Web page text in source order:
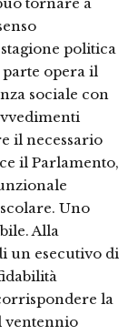
tornare a
politica
opera il
sociale con
il necessario
il Parlamento,
Uno
Alla
un esecutivo di
la
ventennio